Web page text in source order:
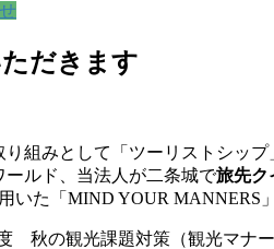
だきます
組みとして「ツーリストシッ
ールド、当法人が二条城で旅先ク
いた「MIND YOUR MANNERS
秋の観光課題対策（観光マナー